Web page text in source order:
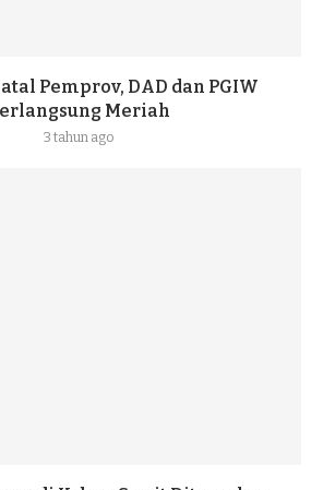
Pemprov, DAD dan PGIW
Meriah
3 tahun ago